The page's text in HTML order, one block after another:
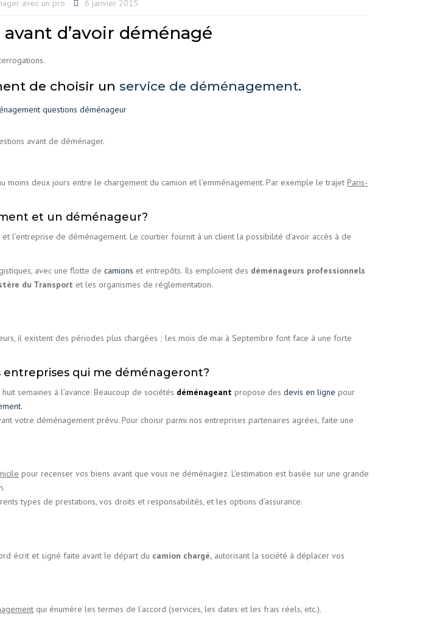
avec un pro 6 janvier 2015
d’avoir déménagé
de choisir un service de déménagement.
avant de déménager.
deux jours entre le chargement du camion et l’emménagement. Par exemple le trajet Paris-
et un déménageur?
l’entreprise de déménagement. Le courtier fournit à un client la possibilité d’avoir accès à de
avec une flotte de camions et entrepôts. Ils emploient des déménageurs professionnels
du Transport et les organismes de réglementation.
il existent des périodes plus chargées ; les mois de mai à Septembre font face à une forte
qui me déménageront?
semaines à l’avance. Beaucoup de sociétés déménageant propose des devis en ligne pour
votre déménagement prévu. Pour choisir parmi nos entreprises partenaires agrées, faite une
pour recenser vos biens avant que vous ne déménagiez. L’estimation est basée sur une grande
types de prestations, vos droits et responsabilités, et les options d’assurance.
écrit et signé faite avant le départ du camion chargé, autorisant la société à déplacer vos
qui énumère les termes de l’accord (services, les dates et les frais réels, etc.).